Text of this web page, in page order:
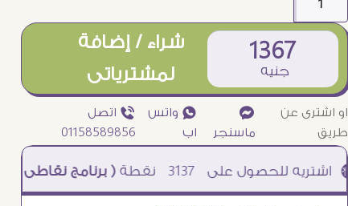
1367
جنيه
شراء / إضافة
لمشترياتى
او اشترى عن
طريق
¥
ماسنجر
₧ واتس
اب
ƒ اتصل
01158589856
3137 نقطة( برنامج نقاطى )à خصم 5% للعملاء الجدد à شحن مجانى عند الشراء ب 4000 جنيه à